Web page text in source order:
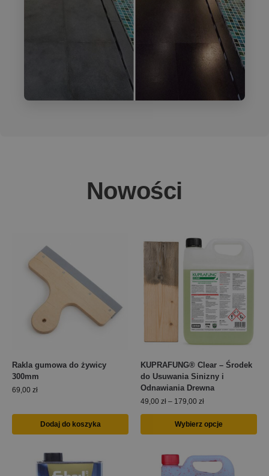
Nowości
Rakla gumowa do żywicy
300mm
69,00 zł
Dodaj do koszyka
KUPRAFUNG® Clear – Środek
do Usuwania Sinizny i
Odnawiania Drewna
49,00 zł – 179,00 zł
Wybierz opcje